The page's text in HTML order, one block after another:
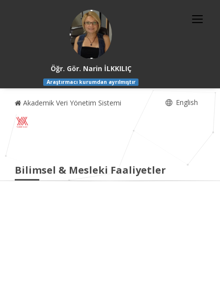
Öğr. Gör. Narin İLKKILIÇ
Araştırmacı kurumdan ayrılmıştır
Akademik Veri Yönetim Sistemi English
Bilimsel & Mesleki Faaliyetler